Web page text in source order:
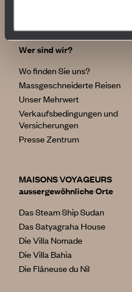
Wer sind wir?
Wo finden Sie uns?
Massgeschneiderte Reisen
Unser Mehrwert
Verkaufsbedingungen und
Versicherungen
Presse Zentrum
MAISONS VOYAGEURS
aussergewöhnliche Orte
Das Steam Ship Sudan
Das Satyagraha House
Die Villa Nomade
Die Villa Bahia
Die Flâneuse du Nil